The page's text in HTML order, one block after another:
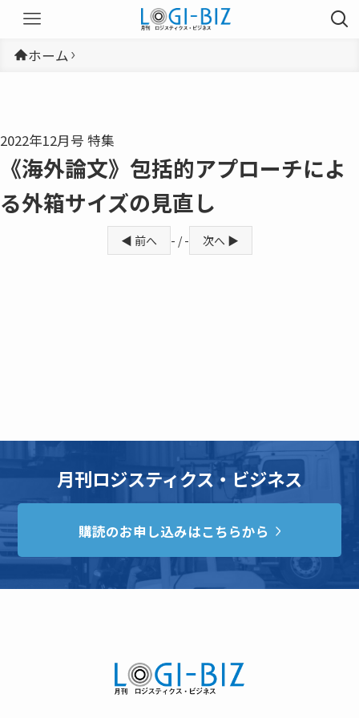
ホーム
2022年12月号 特集
《海外論文》包括的アプローチによ
る外箱サイズの見直し
◀ 前へ - / - 次へ ▶
月刊ロジスティクス・ビジネス
購読のお申し込みはこちらから